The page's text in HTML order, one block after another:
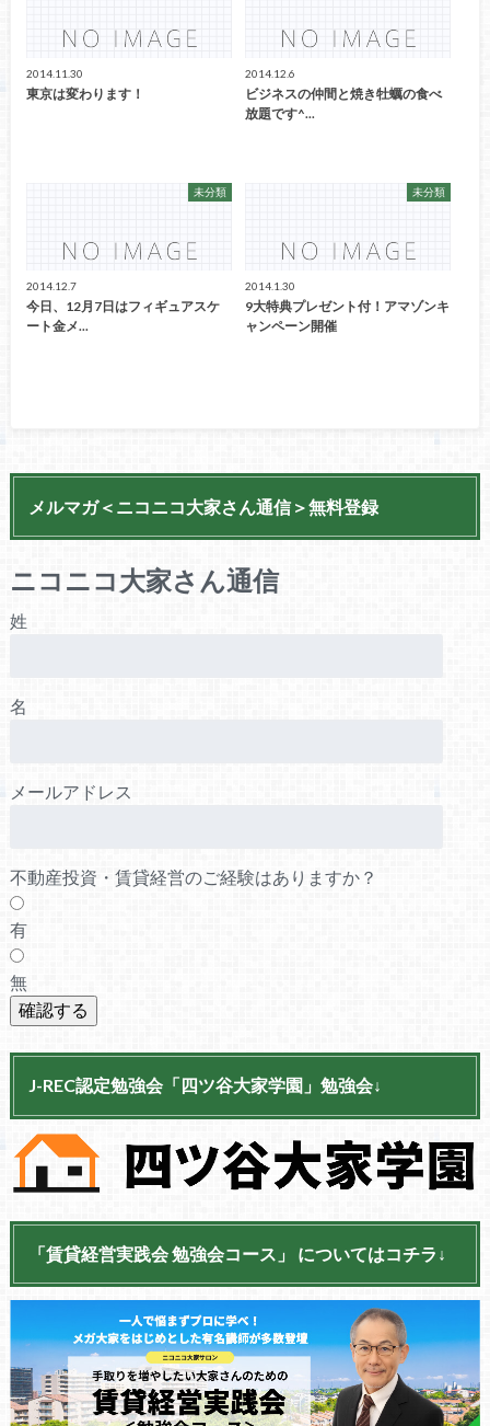
2014.11.30
東京は変わります！
2014.12.6
ビジネスの仲間と焼き牡蠣の食べ
放題です^...
未分類
2014.12.7
今日、12月7日はフィギュアスケ
ート金メ...
未分類
2014.1.30
9大特典プレゼント付！アマゾンキ
ャンペーン開催
メルマガ＜ニコニコ大家さん通信＞無料登録
ニコニコ大家さん通信
姓
名
メールアドレス
不動産投資・賃貸経営のご経験はありますか？
有
無
J-REC認定勉強会「四ツ谷大家学園」勉強会↓
「賃貸経営実践会 勉強会コース」 についてはコチラ↓